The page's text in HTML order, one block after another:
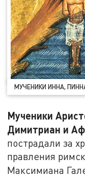
МУЧЕНИКИ ИННА,
Мученики
Димитриан и
пострадали за
правления
Максимиана